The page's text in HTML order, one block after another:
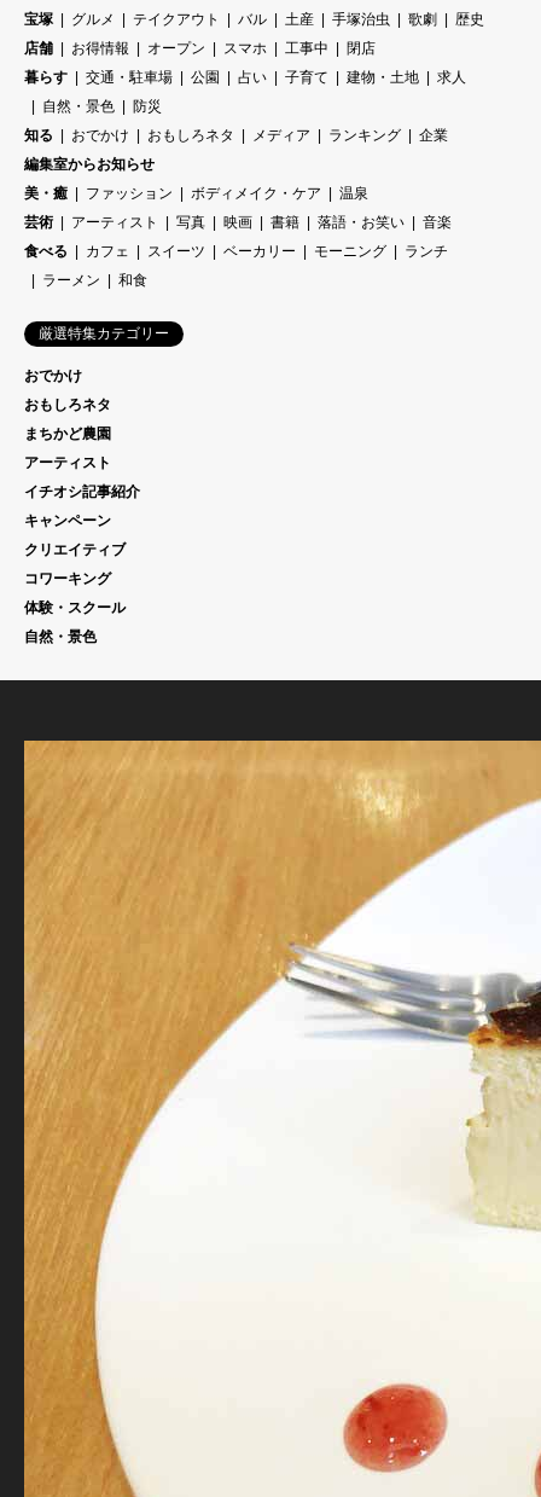
宝塚
グルメ テイクアウト バル 土産 手塚治虫 歌劇
歴史
店舗
お得情報 オープン スマホ 工事中
閉店
暮らす
交通・駐車場 公園 占い 子育て 建物・土地
求人
自然・景色
防災
知る
おでかけ おもしろネタ メディア ランキング
企業
編集室からお知らせ
美・癒
ファッション ボディメイク・ケア
温泉
芸術
アーティスト 写真 映画 書籍 落語・お笑い
音楽
食べる
カフェ スイーツ ベーカリー モーニング
ランチ
ラーメン
和食
厳選特集カテゴリー
おでかけ
おもしろネタ
まちかど農園
アーティスト
イチオシ記事紹介
キャンペーン
クリエイティブ
コワーキング
体験・スクール
自然・景色